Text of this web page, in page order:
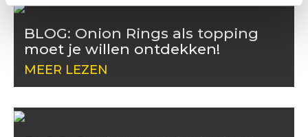
BLOG: Onion Rings als topping
moet je willen ontdekken!
MEER LEZEN